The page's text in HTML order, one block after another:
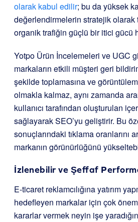
olarak kabul edilir; bu da yüksek
değerlendirmelerin stratejik olarak
organik trafiğin güçlü bir itici gücü
Yotpo Ürün İncelemeleri ve UGC
markaların etkili müşteri geri
şekilde toplamasına ve
olmakla kalmaz, aynı zamanda
kullanıcı tarafından oluşturulan
sağlayarak SEO’yu geliştirir. Bu
sonuçlarındaki tıklama oranlarını
markanın görünürlüğünü
İzlenebilir ve Şeffaf
E-ticaret reklamcılığına yatırım
hedefleyen markalar için çok
kararlar vermek neyin işe